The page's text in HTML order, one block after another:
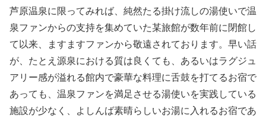
芦原温泉に限ってみれば、純然たる掛け流しの湯使いで温
泉ファンからの支持を集めていた某旅館が数年前に閉館し
て以来、ますますファンから敬遠されております。早い話
が、たとえ源泉における質は良くても、あるいはラグジュ
アリー感が溢れる館内で豪華な料理に舌鼓を打てるお宿で
あっても、温泉ファンを満足させる湯使いを実践している
施設が少なく、よしんば素晴らしいお湯に入れるお宿であ